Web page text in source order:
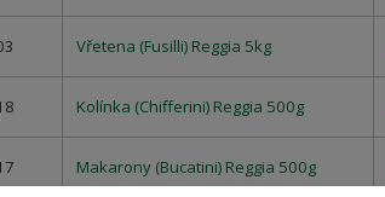
Vřetena (Fusilli) Reggia 5kg
Kolínka (Chifferini) Reggia 500g
Makarony (Bucatini) Reggia 500g